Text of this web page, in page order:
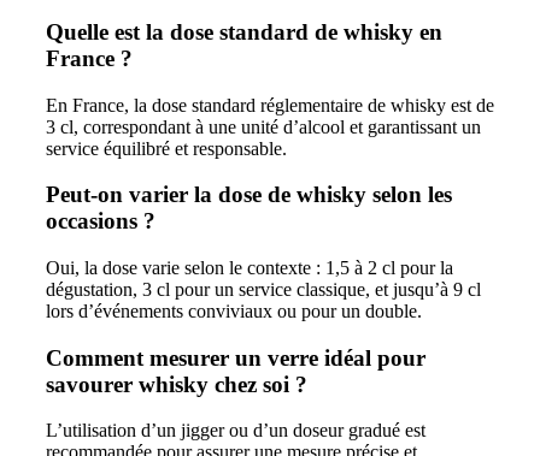
Quelle est la dose standard de whisky en
France ?
En France, la dose standard réglementaire de whisky est de
3 cl, correspondant à une unité d’alcool et garantissant un
service équilibré et responsable.
Peut-on varier la dose de whisky selon les
occasions ?
Oui, la dose varie selon le contexte : 1,5 à 2 cl pour la
dégustation, 3 cl pour un service classique, et jusqu’à 9 cl
lors d’événements conviviaux ou pour un double.
Comment mesurer un verre idéal pour
savourer whisky chez soi ?
L’utilisation d’un jigger ou d’un doseur gradué est